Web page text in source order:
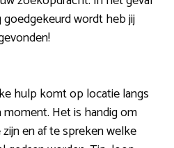
goedgekeurd wordt heb jij
hulp komt op locatie langs
Het is handig om
en af te spreken welke